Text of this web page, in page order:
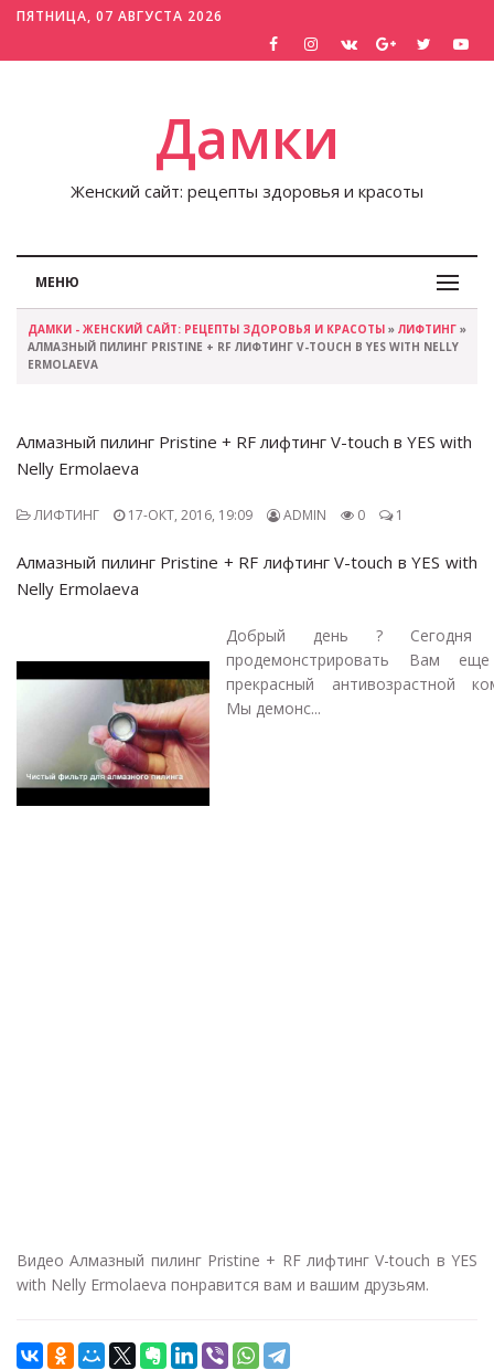
ПЯТНИЦА, 07 АВГУСТА 2026
Дамки
Женский сайт: рецепты здоровья и красоты
МЕНЮ
ДАМКИ - ЖЕНСКИЙ САЙТ: РЕЦЕПТЫ ЗДОРОВЬЯ И КРАСОТЫ » ЛИФТИНГ »
АЛМАЗНЫЙ ПИЛИНГ PRISTINE + RF ЛИФТИНГ V-TOUCH В YES WITH NELLY
ERMOLAEVA
Алмазный пилинг Pristine + RF лифтинг V-touch в YES with
Nelly Ermolaeva
ЛИФТИНГ 17-ОКТ, 2016, 19:09 ADMIN 0 1
Алмазный пилинг Pristine + RF лифтинг V-touch в YES with
Nelly Ermolaeva
Добрый день ? Сегодня
продемонстрировать Вам
прекрасный антивозрастной
Мы демонс...
Видео Алмазный пилинг Pristine + RF лифтинг V-touch в YES
with Nelly Ermolaeva понравится вам и вашим друзьям.